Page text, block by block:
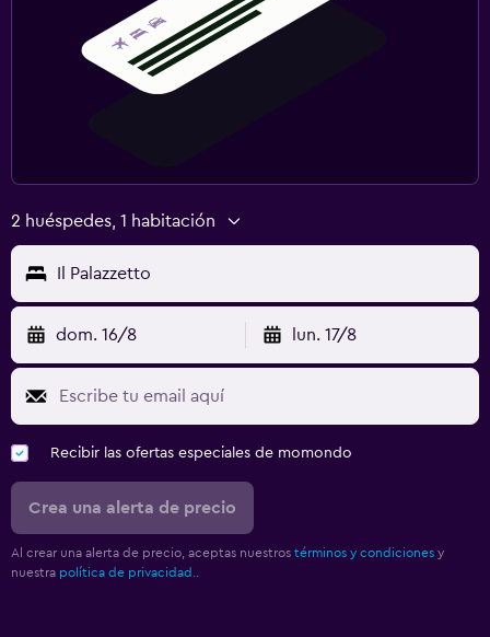
2 huéspedes, 1 habitación
Il Palazzetto
dom. 16/8 lun. 17/8
Recibir las ofertas especiales de momondo
Crea una alerta de precio
Al crear una alerta de precio, aceptas nuestros términos y condiciones y
nuestra política de privacidad.